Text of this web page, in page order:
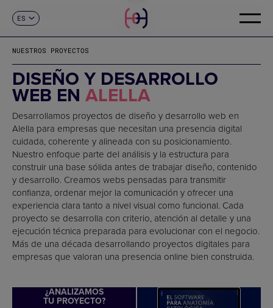
ES
FR
DE
IT
PT
CONTACTO
NUESTROS PROYECTOS
DISEÑO Y DESARROLLO
WEB EN ALELLA
Desarrollamos proyectos de diseño y desarrollo web en
Alella para empresas que necesitan una presencia digital
cuidada, coherente y alineada con su posicionamiento.
Nuestro enfoque parte del análisis y la estructura para
construir una base sólida antes de trabajar diseño, contenido
y desarrollo. Creamos webs pensadas para transmitir
confianza, ordenar mejor la comunicación y ofrecer una
experiencia clara tanto a nivel visual como funcional. Cada
proyecto se desarrolla con criterio, atención al detalle y una
ejecución técnica preparada para evolucionar con el negocio.
Más de una década desarrollando proyectos digitales para
empresas que valoran una presencia online bien construida.
¿ANALIZAMOS
TU PROYECTO?